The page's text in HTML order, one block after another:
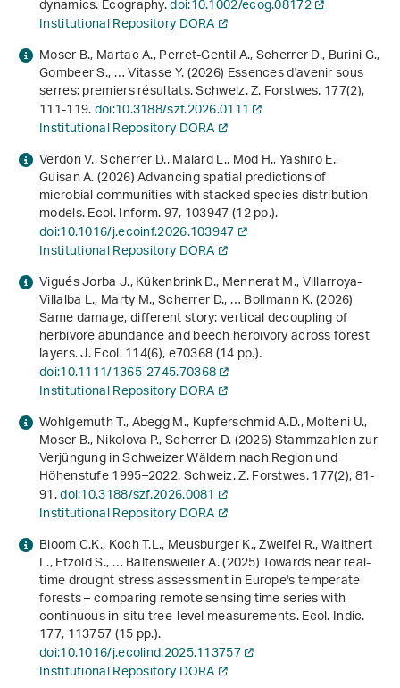
dynamics. Ecography.doi:10.1002/ecog.08172
Institutional Repository DORA
Moser B., Martac A., Perret-Gentil A., Scherrer D., Burini G.,
Gombeer S., … Vitasse Y. (2026) Essences d'avenir sous
serres: premiers résultats. Schweiz. Z. Forstwes.177(2),
111-119.doi:10.3188/szf.2026.0111
Institutional Repository DORA
Verdon V., Scherrer D., Malard L., Mod H., Yashiro E.,
Guisan A. (2026) Advancing spatial predictions of
microbial communities with stacked species distribution
models. Ecol. Inform.97, 103947 (12 pp.).
doi:10.1016/j.ecoinf.2026.103947
Institutional Repository DORA
Vigués Jorba J., Kükenbrink D., Mennerat M., Villarroya‐
Villalba L., Marty M., Scherrer D., … Bollmann K. (2026)
Same damage, different story: vertical decoupling of
herbivore abundance and beech herbivory across forest
layers. J. Ecol.114(6), e70368 (14 pp.).
doi:10.1111/1365-2745.70368
Institutional Repository DORA
Wohlgemuth T., Abegg M., Kupferschmid A.D., Molteni U.,
Moser B., Nikolova P., Scherrer D. (2026) Stammzahlen zur
Verjüngung in Schweizer Wäldern nach Region und
Höhenstufe 1995–2022. Schweiz. Z. Forstwes.177(2), 81-
91.doi:10.3188/szf.2026.0081
Institutional Repository DORA
Bloom C.K., Koch T.L., Meusburger K., Zweifel R., Walthert
L., Etzold S., … Baltensweiler A. (2025) Towards near real-
time drought stress assessment in Europe's temperate
forests – comparing remote sensing time series with
continuous in-situ tree-level measurements. Ecol. Indic.
177, 113757 (15 pp.).
doi:10.1016/j.ecolind.2025.113757
Institutional Repository DORA